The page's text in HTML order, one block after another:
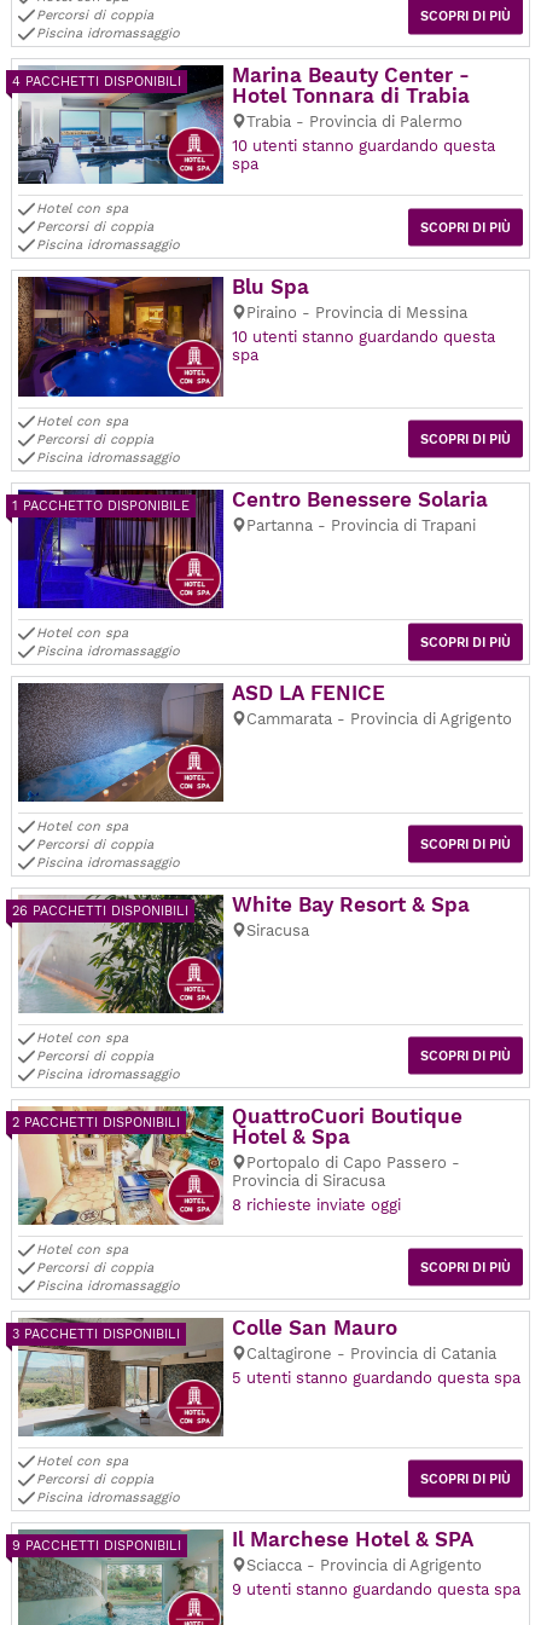
SCOPRI DI PIÙ
Percorsi di coppia
Piscina idromassaggio
4 PACCHETTI DISPONIBILI
Marina Beauty Center -
Hotel Tonnara di Trabia
Trabia - Provincia di Palermo
10 utenti stanno guardando questa
spa
SCOPRI DI PIÙ
Hotel con spa
Percorsi di coppia
Piscina idromassaggio
Blu Spa
Piraino - Provincia di Messina
10 utenti stanno guardando questa
spa
SCOPRI DI PIÙ
Hotel con spa
Percorsi di coppia
Piscina idromassaggio
1 PACCHETTO DISPONIBILE Centro Benessere Solaria
Partanna - Provincia di Trapani
SCOPRI DI PIÙ
Hotel con spa
Piscina idromassaggio
ASD LA FENICE
Cammarata - Provincia di Agrigento
SCOPRI DI PIÙ
Hotel con spa
Percorsi di coppia
Piscina idromassaggio
26 PACCHETTI DISPONIBILI White Bay Resort & Spa
Siracusa
SCOPRI DI PIÙ
Hotel con spa
Percorsi di coppia
Piscina idromassaggio
2 PACCHETTI DISPONIBILI
QuattroCuori Boutique
Hotel & Spa
Portopalo di Capo Passero -
Provincia di Siracusa
8 richieste inviate oggi
SCOPRI DI PIÙ
Hotel con spa
Percorsi di coppia
Piscina idromassaggio
3 PACCHETTI DISPONIBILI Colle San Mauro
Caltagirone - Provincia di Catania
5 utenti stanno guardando questa spa
SCOPRI DI PIÙ
Hotel con spa
Percorsi di coppia
Piscina idromassaggio
9 PACCHETTI DISPONIBILI Il Marchese Hotel & SPA
Sciacca - Provincia di Agrigento
9 utenti stanno guardando questa spa